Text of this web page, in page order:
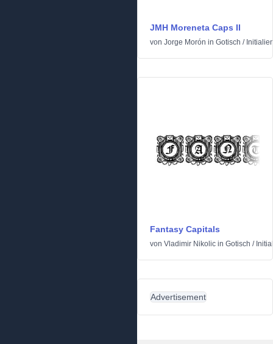
JMH Moreneta Caps II
von Jorge Morón in Gotisch /
Fantasy Capitals
von Vladimir Nikolic in Gotisch /
Advertisement